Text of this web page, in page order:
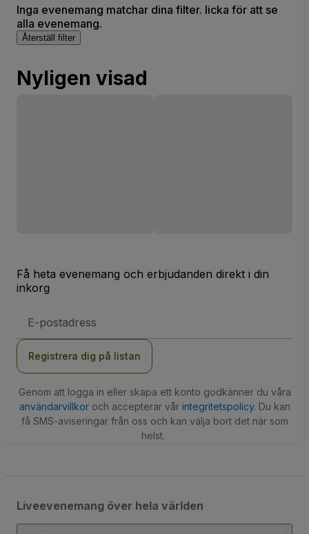
Inga evenemang matchar dina filter. licka för att se
alla evenemang.
Återställ filter
Nyligen visad
Få heta evenemang och erbjudanden direkt i din
inkorg
postadress
Registrera dig på listan
Genom att logga in eller skapa ett konto godkänner du våra
användarvillkoroch accepterar vår integritetspolicy. Du kan
få SMS-aviseringar från oss och kan välja bort det när som
helst.
Liveevenemang över hela världen